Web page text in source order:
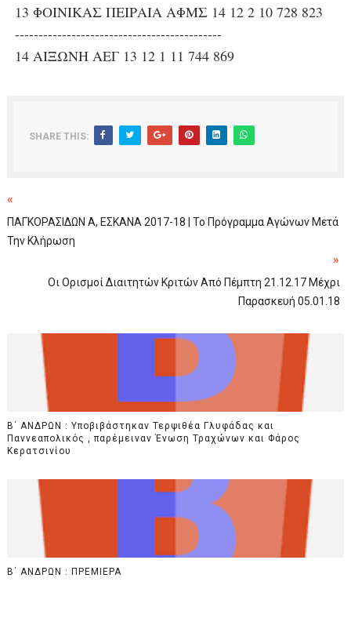
13 ΦΟΙΝΙΚΑΣ ΠΕΙΡΑΙΑ ΑΦΜΣ 14 12 2 10 728 823
--------------------------------------------
14 ΑΙΞΩΝΗ ΑΕΓ 13 12 1 11 744 869
SHARE THIS:
«
ΠΑΓΚΟΡΑΣΙΔΩΝ Α, ΕΣΚΑΝΑ 2017-18 | Το Πρόγραμμα Αγώνων Μετά
Την Κλήρωση
»
Οι Ορισμοί Διαιτητών Κριτών Από Πέμπτη 21.12.17 Μέχρι
Παρασκευή 05.01.18
B΄ ΑΝΔΡΩΝ : Υποβιβάστηκαν Τερψιθέα Γλυφάδας και
Παννεαπολικός , παρέμειναν Ένωση Τραχώνων και Φάρος
Κερατσινίου
Β΄ ΑΝΔΡΩΝ : ΠΡΕΜΙΕΡΑ